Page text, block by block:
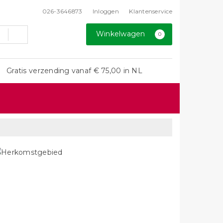
026-3646873 Inloggen Klantenservice
Winkelwagen 0
Gratis verzending vanaf € 75,00 in NL